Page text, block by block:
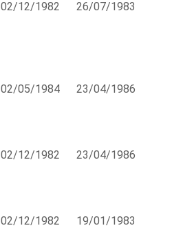
02/12/1982 26/07/1983
02/05/1984 23/04/1986
02/12/1982 23/04/1986
02/12/1982 19/01/1983